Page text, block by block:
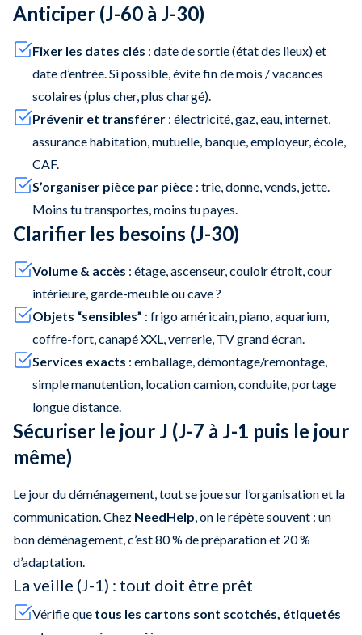
Anticiper (J-60 à J-30)
Fixer les dates clés : date de sortie (état des lieux) et
date d’entrée. Si possible, évite fin de mois / vacances
scolaires (plus cher, plus chargé).
Prévenir et transférer : électricité, gaz, eau, internet,
assurance habitation, mutuelle, banque, employeur, école,
CAF.
S’organiser pièce par pièce : trie, donne, vends, jette.
Moins tu transportes, moins tu payes.
Clarifier les besoins (J-30)
Volume & accès : étage, ascenseur, couloir étroit, cour
intérieure, garde-meuble ou cave ?
Objets “sensibles” : frigo américain, piano, aquarium,
coffre-fort, canapé XXL, verrerie, TV grand écran.
Services exacts : emballage, démontage/remontage,
simple manutention, location camion, conduite, portage
longue distance.
Sécuriser le jour J (J-7 à J-1 puis le jour
même)
Le jour du déménagement, tout se joue sur l’organisation et la
communication. Chez NeedHelp, on le répète souvent : un
bon déménagement, c’est 80 % de préparation et 20 %
d’adaptation.
La veille (J-1) : tout doit être prêt
Vérifie que tous les cartons sont scotchés, étiquetés